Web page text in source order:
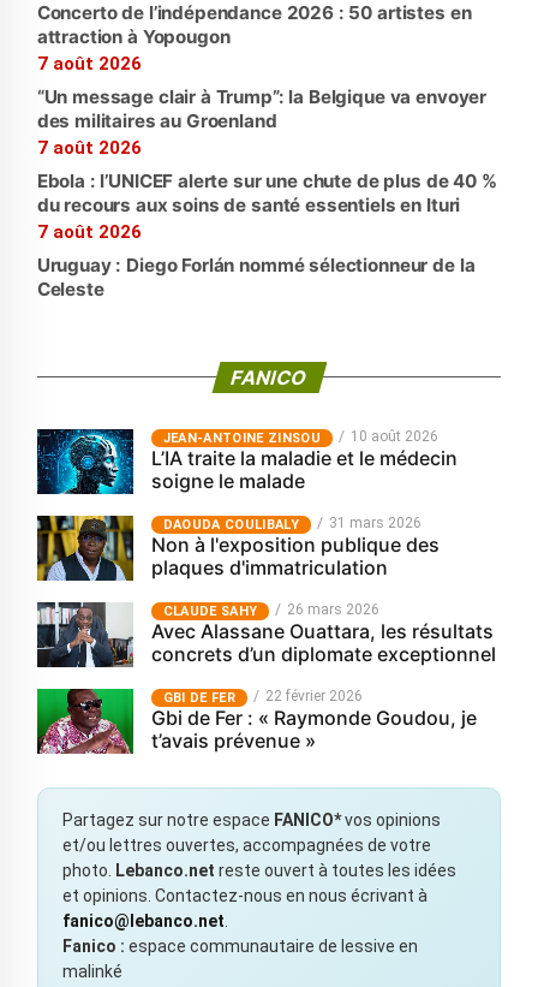
Concerto de l’indépendance 2026 : 50 artistes en
attraction à Yopougon
7 août 2026
“Un message clair à Trump”: la Belgique va envoyer
des militaires au Groenland
7 août 2026
Ebola : l’UNICEF alerte sur une chute de plus de 40 %
du recours aux soins de santé essentiels en Ituri
7 août 2026
Uruguay : Diego Forlán nommé sélectionneur de la
Celeste
FANICO
JEAN-ANTOINE ZINSOU 10 août 2026
L’IA traite la maladie et le médecin
soigne le malade
‎DAOUDA COULIBALY 31 mars 2026
Non à l'exposition publique des
plaques d'immatriculation
CLAUDE SAHY 26 mars 2026
Avec Alassane Ouattara, les résultats
concrets d’un diplomate exceptionnel
GBI DE FER 22 février 2026
Gbi de Fer : « Raymonde Goudou, je
t’avais prévenue »
Partagez sur notre espace FANICO*vos opinions
et/ou lettres ouvertes, accompagnées de votre
photo.
Lebanco.net reste ouvert à toutes les idées
et opinions. Contactez-nous en nous écrivant à
fanico@lebanco.net
Fanico : espace communautaire de lessive en
malinké